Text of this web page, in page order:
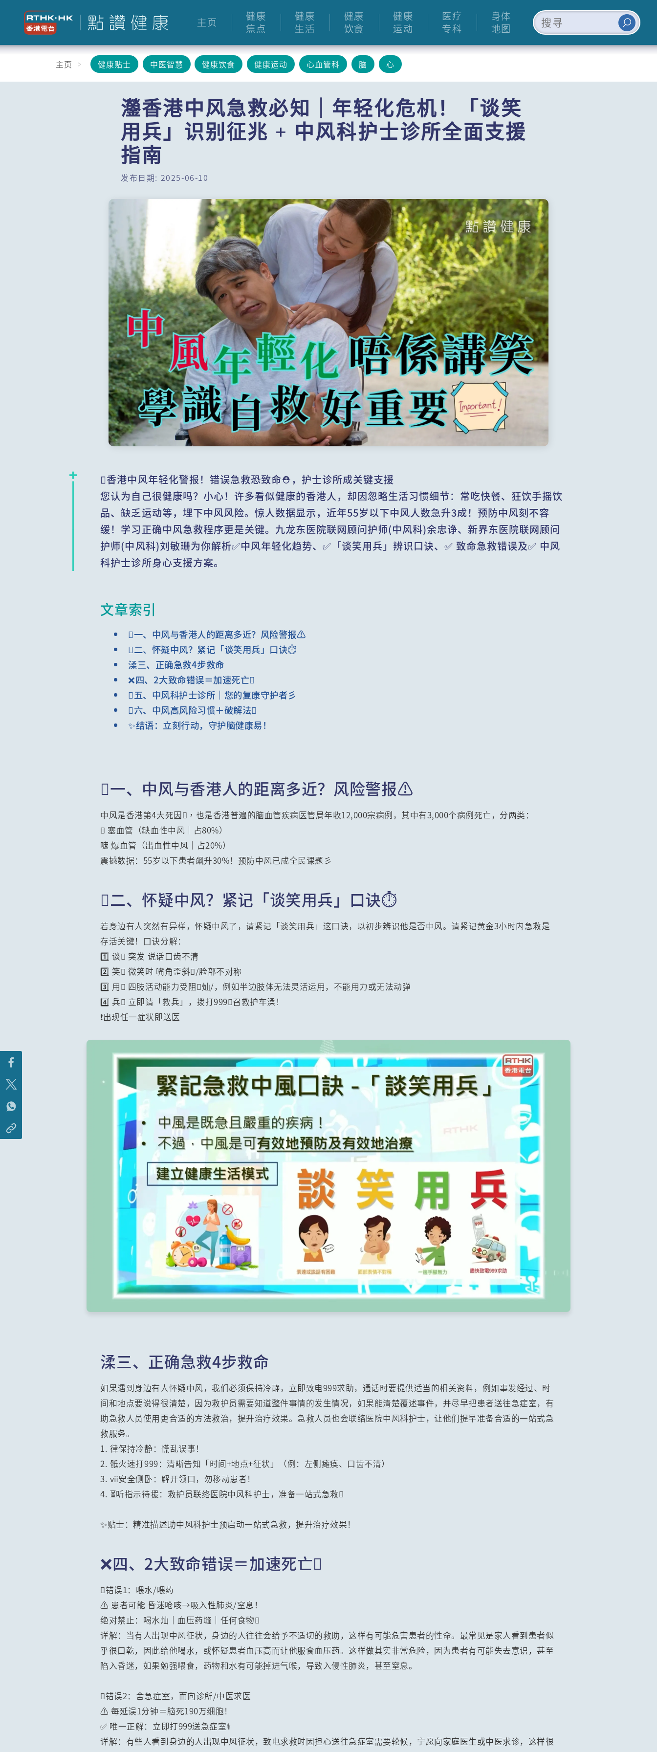
主页
健康
焦点
健康
生活
健康
饮食
健康
运动
医疗
专科
身体
地图
主页 健康贴士 中医智慧 健康饮食 健康运动 心血管科 脑 心
灐香港中风急救必知｜年轻化危机！「谈笑
用兵」识别征兆 + 中风科护士诊所全面支援
指南
发布日期: 2025-06-10
香港中风年轻化警报！错误急救恐致命⛑️，护士诊所成关键支援
您认为自己很健康吗？小心！许多看似健康的香港人，却因忽略生活习惯细节：常吃快餐、狂饮手摇饮
品、缺乏运动等，埋下中风风险。惊人数据显示，近年55岁以下中风人数急升3成！预防中风刻不容
缓！学习正确中风急救程序更是关键。九龙东医院联网顾问护师(中风科)余忠诤、新界东医院联网顾问
护师(中风科)刘敏珊为你解析✅中风年轻化趋势、✅「谈笑用兵」辨识口诀、✅ 致命急救错误及✅ 中风
科护士诊所身心支援方案。
文章索引
一、中风与香港人的距离多近？风险警报⚠️
二、怀疑中风？紧记「谈笑用兵」口诀⏱️
渘三、正确急救4步救命
❌四、2大致命错误＝加速死亡
五、中风科护士诊所｜您的复康守护者彡️
六、中风高风险习惯＋破解法
✨结语：立刻行动，守护脑健康易！
一、中风与香港人的距离多近？风险警报⚠️
中风是香港第4大死因，也是香港普遍的脑血管疾病医管局年收12,000宗病例，其中有3,000个病例死亡，分两类：
 塞血管（缺血性中风｜占80%）
嗻 爆血管（出血性中风｜占20%）
震撼数据：55岁以下患者飙升30%！预防中风已成全民课题彡️
二、怀疑中风？紧记「谈笑用兵」口诀⏱️
若身边有人突然有异样，怀疑中风了，请紧记「谈笑用兵」这口诀，以初步辨识他是否中风。请紧记黄金3小时内急救是
存活关键！口诀分解：
1️⃣ 谈 突发 说话口齿不清
2️⃣ 笑 微笑时 嘴角歪斜/脸部不对称
3️⃣ 用 四肢活动能力受阻灿/，例如半边肢体无法灵活运用，不能用力或无法动弹
4️⃣ 兵 立即请「救兵」，拨打999召救护车渘！
❗出现任一症状即送医
渘三、正确急救4步救命
如果遇到身边有人怀疑中风，我们必须保持冷静，立即致电999求助，通话时要提供适当的相关资料，例如事发经过、时
间和地点要说得很清楚，因为救护员需要知道整件事情的发生情况，如果能清楚覆述事件，并尽早把患者送往急症室，有
助急救人员使用更合适的方法救治，提升治疗效果。急救人员也会联络医院中风科护士，让他们提早准备合适的一站式急
救服务。
1. 律保持冷静：慌乱误事！
2. 骶火速打999：清晰告知「时间+地点+征状」（例：左侧瘫痪、口齿不清）
3. ⅶ️安全侧卧：解开领口，勿移动患者！
4. ⏳听指示待援：救护员联络医院中风科护士，准备一站式急救
✨贴士：精准描述助中风科护士预启动一站式急救，提升治疗效果！
❌四、2大致命错误＝加速死亡
错误1：喂水/喂药
⚠️ 患者可能 昏迷呛咳→吸入性肺炎/窒息！
绝对禁止：喝水灿｜血压药塳｜任何食物
详解：当有人出现中风征状，身边的人往往会给予不适切的救助，这样有可能危害患者的性命。最常见是家人看到患者似
乎很口乾，因此给他喝水，或怀疑患者血压高而让他服食血压药。这样做其实非常危险，因为患者有可能失去意识，甚至
陷入昏迷，如果勉强喂食，药物和水有可能掉进气喉，导致入侵性肺炎，甚至窒息。
错误2：舍急症室，而向诊所/中医求医
⚠️ 每延误1分钟＝脑死190万细胞！
✅ 唯一正解：立即打999送急症室⚕️
详解：有些人看到身边的人出现中风征状，致电求救时因担心送往急症室需要轮候，宁愿向家庭医生或中医求诊，这样很